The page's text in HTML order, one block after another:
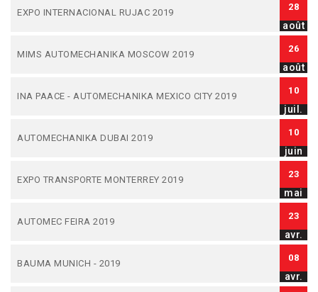
EXPO INTERNACIONAL RUJAC 2019
28
août
MIMS AUTOMECHANIKA MOSCOW 2019
26
août
INA PAACE - AUTOMECHANIKA MEXICO CITY 2019
10
juil.
AUTOMECHANIKA DUBAI 2019
10
juin
EXPO TRANSPORTE MONTERREY 2019
23
mai
AUTOMEC FEIRA 2019
23
avr.
BAUMA MUNICH - 2019
08
avr.